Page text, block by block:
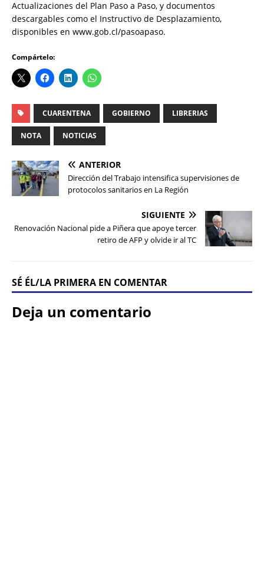
Actualizaciones del Plan Paso a Paso, y documentos
descargables como el Instructivo de Desplazamiento,
disponibles en www.gob.cl/pasoapaso.
Compártelo:
CUARENTENA GOBIERNO LIBRERIAS
NOTA NOTICIAS
ANTERIOR
Dirección del Trabajo intensifica supervisiones de
protocolos sanitarios en La Región
SIGUIENTE
Renovación Nacional pide a Piñera que apoye tercer
retiro de AFP y olvide ir al TC
SÉ ÉL/LA PRIMERA EN COMENTAR
Deja un comentario